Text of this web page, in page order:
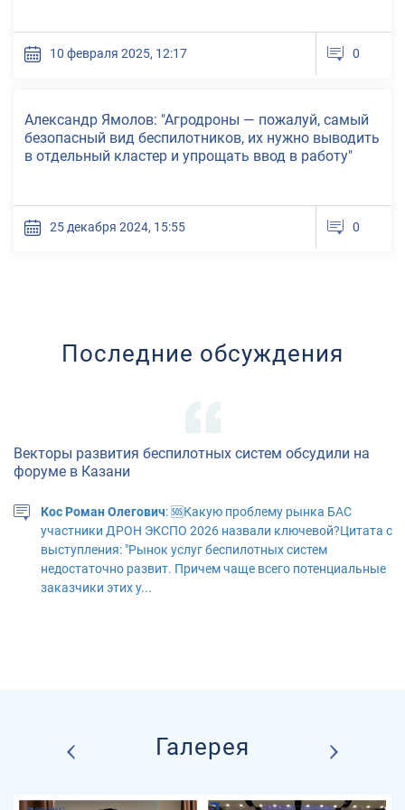
ИННОПРОМ. Беларусь
10 февраля 2025, 12:17 0
Александр Ямолов: "Агродроны — пожалуй, самый
безопасный вид беспилотников, их нужно выводить
в отдельный кластер и упрощать ввод в работу"
25 декабря 2024, 15:55 0
Последние обсуждения
Векторы развития беспилотных систем обсудили на
форуме в Казани
Кос Роман Олегович: 🆘Какую проблему рынка БАС
участники ДРОН ЭКСПО 2026 назвали ключевой?Цитата с
выступления: "Рынок услуг беспилотных систем
недостаточно развит. Причем чаще всего потенциальные
заказчики этих у...
Павлов Михаил Фёдорович: неохотно соглашусь с
Галерея